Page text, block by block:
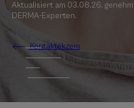
Aktualisiert am 03.08.26,
DERMA-Experten.
Kontaktekzem